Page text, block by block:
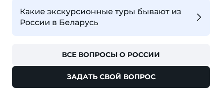
Какие экскурсионные туры бывают из
России в Беларусь
ВСЕ ВОПРОСЫ О РОССИИ
ЗАДАТЬ СВОЙ ВОПРОС